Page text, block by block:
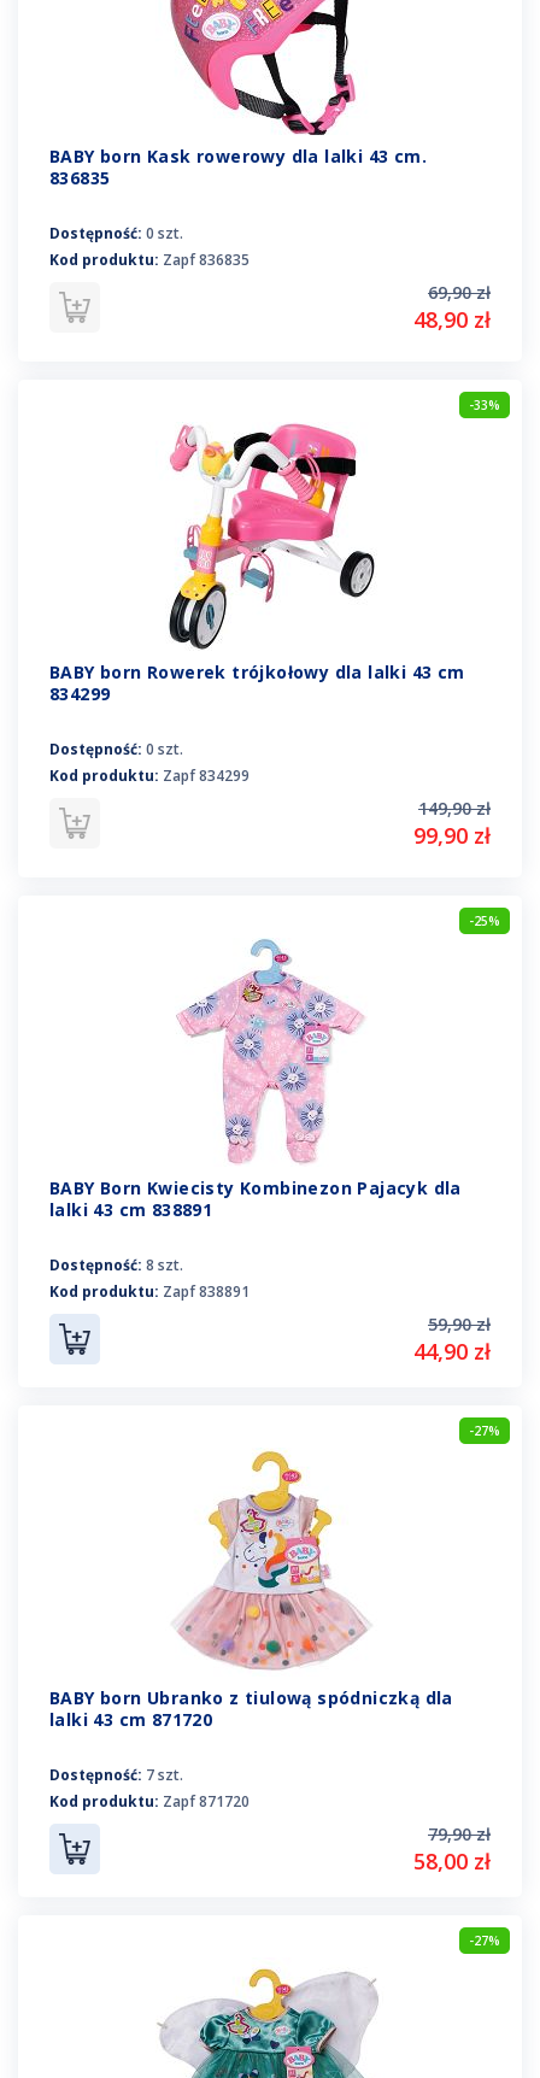
BABY born Kask rowerowy dla lalki 43 cm.
836835
Dostępność: 0 szt.
Kod produktu: Zapf 836835
69,90 zł
48,90 zł
-33%
BABY born Rowerek trójkołowy dla lalki 43 cm
834299
Dostępność: 0 szt.
Kod produktu: Zapf 834299
149,90 zł
99,90 zł
-25%
BABY Born Kwiecisty Kombinezon Pajacyk dla
lalki 43 cm 838891
Dostępność: 8 szt.
Kod produktu: Zapf 838891
59,90 zł
44,90 zł
-27%
BABY born Ubranko z tiulową spódniczką dla
lalki 43 cm 871720
Dostępność: 7 szt.
Kod produktu: Zapf 871720
79,90 zł
58,00 zł
-27%